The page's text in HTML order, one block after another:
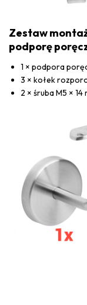
Zestaw
podporę
1 × podpora
3 × kołek
2 × śruba M5 × 14